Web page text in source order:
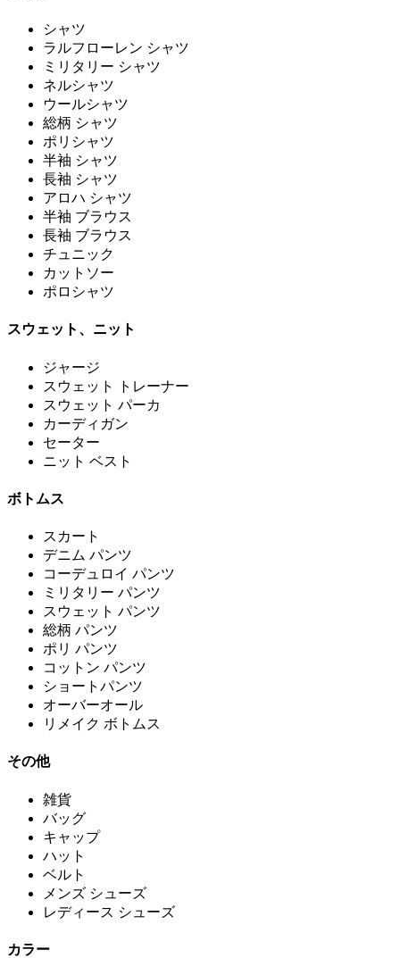
シャツ
ラルフローレン シャツ
ミリタリー シャツ
ネルシャツ
ウールシャツ
総柄 シャツ
ポリシャツ
半袖 シャツ
長袖 シャツ
アロハ シャツ
半袖 ブラウス
長袖 ブラウス
チュニック
カットソー
ポロシャツ
スウェット、ニット
ジャージ
スウェット トレーナー
スウェット パーカ
カーディガン
セーター
ニット ベスト
ボトムス
スカート
デニム パンツ
コーデュロイ パンツ
ミリタリー パンツ
スウェット パンツ
総柄 パンツ
ポリ パンツ
コットン パンツ
ショートパンツ
オーバーオール
リメイク ボトムス
その他
雑貨
バッグ
キャップ
ハット
ベルト
メンズ シューズ
レディース シューズ
カラー